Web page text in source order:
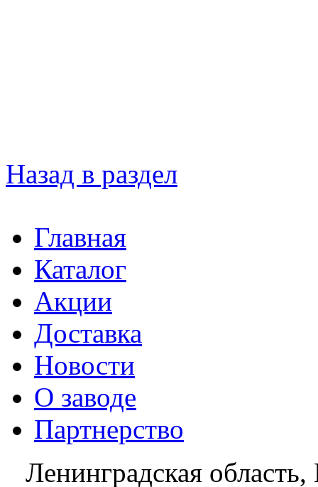
Назад в раздел
Главная
Каталог
Акции
Доставка
Новости
О заводе
Партнерство
Ленинградская